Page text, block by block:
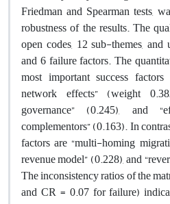
Friedman and Spearman tests,
robustness of the results. The
open codes, 12 sub-themes,
and 6 failure factors. The
most important success factors
network effects” (weight
governance” (0.245), and
complementors” (0.163). In
factors are “multi-homing
revenue model” (0.228), and
The inconsistency ratios of the
and CR = 0.07 for failure)